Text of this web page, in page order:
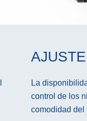
La
control de los
comodidad del